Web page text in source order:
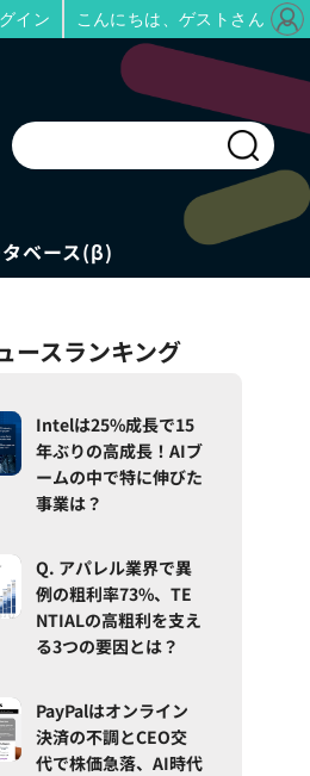
ベース(β)
ースランキング
Intelは25%成長で15
年ぶりの高成長！AIブ
ームの中で特に伸びた
事業は？
Q. アパレル業界で異
例の粗利率73%、TE
NTIALの高粗利を支え
る3つの要因とは？
PayPalはオンライン
決済の不調とCEO交
代で株価急落、AI時代
イン こんにちは、ゲストさん